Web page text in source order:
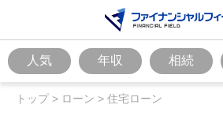
人気 年収 相続
トップ> ローン > 住宅ローン